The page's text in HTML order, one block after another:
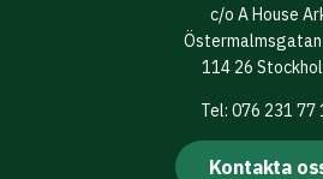
c/o A House
114 26
Tel: 076 231 77
Kontakta